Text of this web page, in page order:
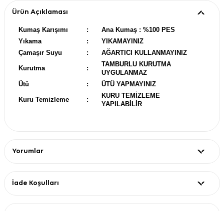
Ürün Açıklaması
Kumaş Karışımı :
Ana Kumaş : %100 PES
Yıkama
:
YIKAMAYINIZ
Çamaşır Suyu
: AĞARTICI KULLANMAYINIZ
Kurutma :
TAMBURLU KURUTMA
UYGULANMAZ
Ütü
: ÜTÜ YAPMAYINIZ
Kuru Temizleme :
KURU TEMİZLEME
YAPILABİLİR
Yorumlar
İade Koşulları